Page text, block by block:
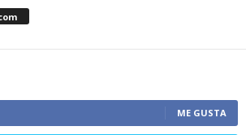
ME GUSTA